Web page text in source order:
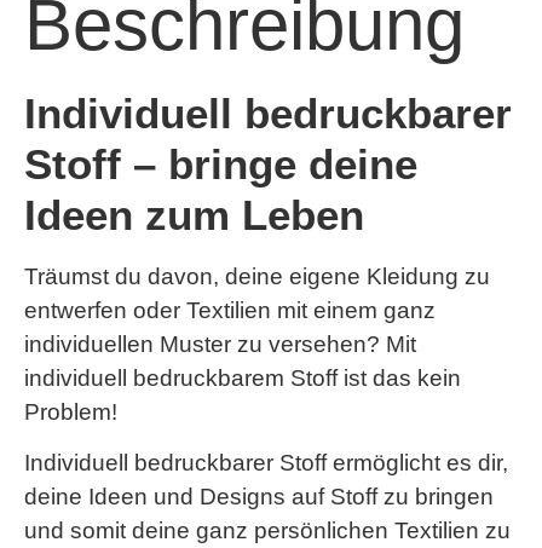
Beschreibung
Individuell bedruckbarer
Stoff – bringe deine
Ideen zum Leben
Träumst du davon, deine eigene Kleidung zu
entwerfen oder Textilien mit einem ganz
individuellen Muster zu versehen? Mit
individuell bedruckbarem Stoff ist das kein
Problem!
Individuell bedruckbarer Stoff ermöglicht es dir,
deine Ideen und Designs auf Stoff zu bringen
und somit deine ganz persönlichen Textilien zu